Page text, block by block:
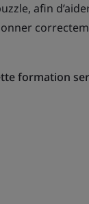
afin
formation